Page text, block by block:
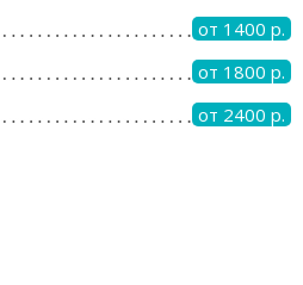
от 1400 р.
от 1800 р.
от 2400 р.